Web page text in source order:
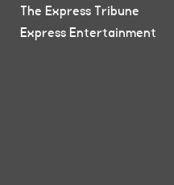
The Express Tribune
Express Entertainment